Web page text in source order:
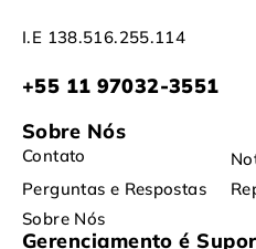
I.E 138.516.255.114
+55 11 97032-3551
Sobre Nós
Contato
Perguntas e Respostas
Sobre Nós
Gerenciamento é